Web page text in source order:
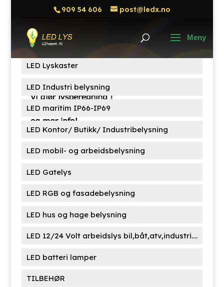
909 54 606 post@ledx.no
etter:
Produktkategorier
LED Lyskaster
LED Industri belysning
LED maritim IP66-IP69
LED Kontor/ Butikk/ Industribelysning
LED mobil- og arbeidsbelysning
LED Gatelys
LED RGB og fasadebelysning
LED hus og hage belysning
LED 12/24 Volt arbeidslys bil,båt,atv,industri....
LED batteri lamper
TILBEHØR